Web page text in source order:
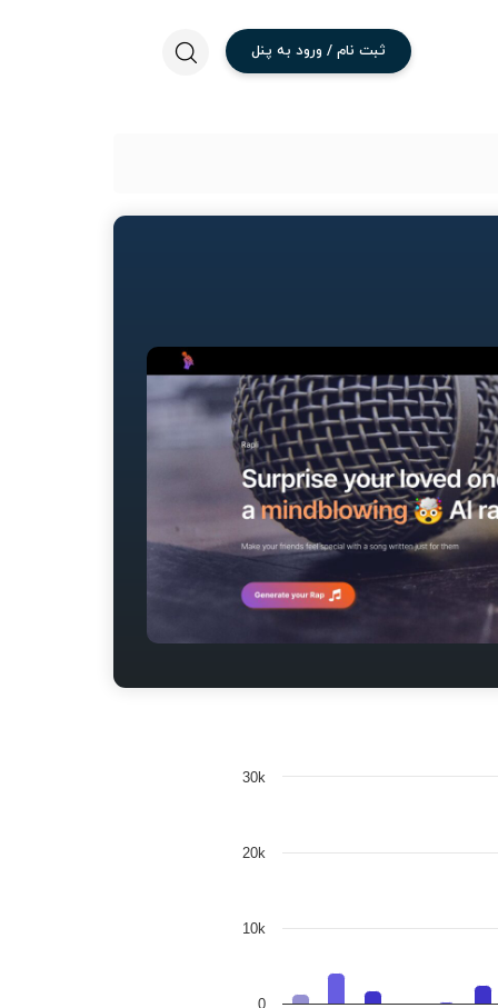
ثبت نام / ورود به پنل
0
10k
20k
30k